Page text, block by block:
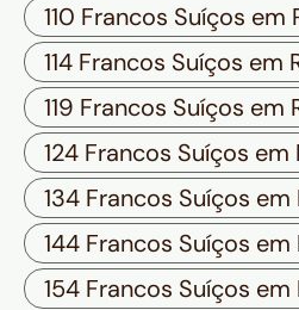
110 Francos Suíços em
114 Francos Suíços em
119 Francos Suíços em
124 Francos Suíços em
134 Francos Suíços em
144 Francos Suíços em
154 Francos Suíços em